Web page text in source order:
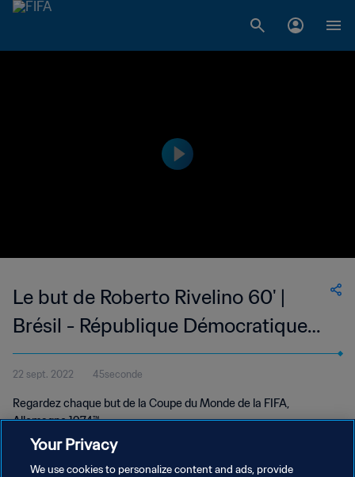
Le but de Roberto Rivelino 60' |
Brésil - République Démocratique
Allemande | Coupe du Monde de la
FIFA, Allemagne 1974™
22 sept. 2022 45seconde
Regardez chaque but de la Coupe du Monde de la FIFA,
Allemagne 1974™.
Your Privacy
We use cookies to personalize content and ads, provide